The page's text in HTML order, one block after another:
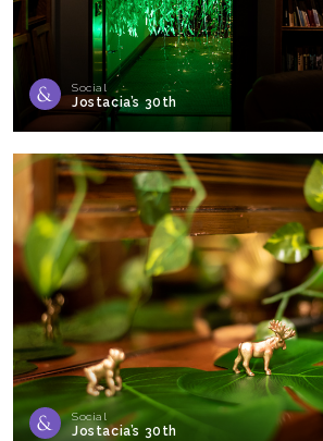
Social
Jostacia’s 30th
Social
Jostacia’s 30th